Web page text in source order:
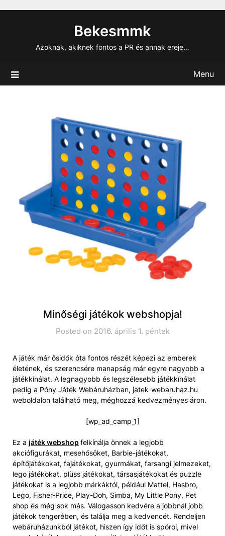
Bekesmmk
Azoknak, akiknek fontos a PR és annak ereje…
Menu
Minőségi játékok webshopja!
Posted on 2016. április 1. péntek
A játék már ősidők óta fontos részét képezi az emberek
életének, és szerencsére manapság már egyre nagyobb a
játékkínálat. A legnagyobb és legszélesebb játékkínálat
pedig a Póny Játék Webáruházban, jatek-webaruhaz.hu
weboldalon található meg, méghozzá kedvezményes áron.
[wp_ad_camp_1]
Ez a játék webshopfelkínálja önnek a legjobb
akciófigurákat, mesehősöket, Barbie-játékokat,
építőjátékokat, fajátékokat, gyurmákat, farsangi jelmezeket,
lego játékokat, plüss játékokat, társasjátékokat és puzzle
játékokat is a legjobb márkáktól, például Mattel, Hasbro,
Lego, Fisher-Price, Play-Doh, Simba, My Little Pony, Pet
shop és még sok más. Válogasson kedvére a jobbnál jobb
játékok tengerében, és találja meg a kedvencét. Rendeljen
webáruházunkból játékot, hiszen így időt is spórol, mivel